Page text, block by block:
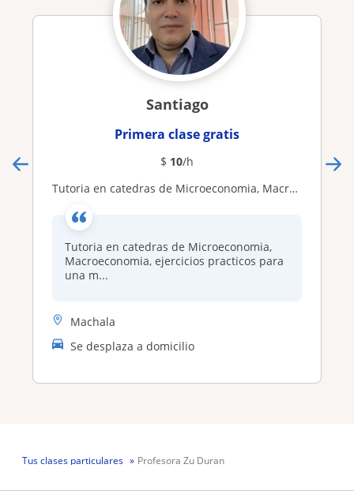
Santiago
Primera clase gratis
$ 10/h
Tutoria en catedras de Microeconomia, Macroeconomia, ejercicios practicos para una mejor comprension de la materia
Tutoria en catedras de Microeconomia,
Macroeconomia, ejercicios practicos para
una m...
Machala
Se desplaza a domicilio
Tus clases particulares Profesora Zu Duran